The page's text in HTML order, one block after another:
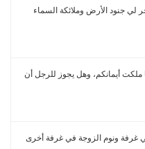
جنود الأرض وملائكة السماء
أيمانكم، وهل يجوز للرجل أن
غرفة ونوم الزوجة في غرفة أخرى